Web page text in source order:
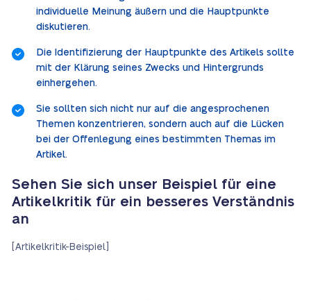
individuelle Meinung äußern und die Hauptpunkte
diskutieren.
Die Identifizierung der Hauptpunkte des Artikels sollte
mit der Klärung seines Zwecks und Hintergrunds
einhergehen.
Sie sollten sich nicht nur auf die angesprochenen
Themen konzentrieren, sondern auch auf die Lücken
bei der Offenlegung eines bestimmten Themas im
Artikel.
Sehen Sie sich unser Beispiel für eine
Artikelkritik für ein besseres Verständnis
an
[Artikelkritik-Beispiel]